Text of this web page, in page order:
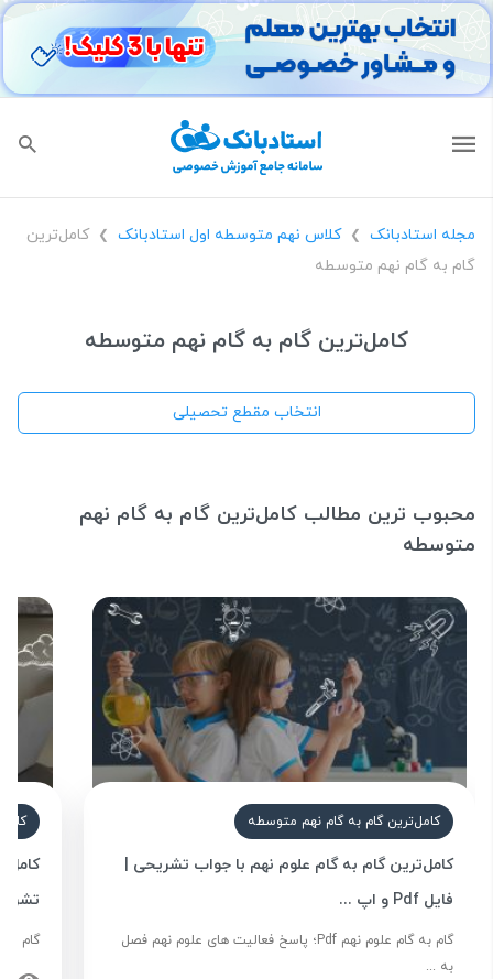
مجله استادبانک ❯ کلاس نهم متوسطه اول استادبانک ❯
کامل‌ترین
گام به گام نهم متوسطه
کامل‌ترین گام به گام نهم متوسطه
انتخاب مقطع تحصیلی
محبوب ترین مطالب کامل‌ترین گام به گام نهم
متوسطه
کامل‌ترین گام به گام نهم متوسطه
کامل‌ترین گام به گام علوم نهم با جواب تشریحی |
فایل Pdf و اپ ...
گام به گام علوم نهم Pdf؛ پاسخ فعالیت های علوم نهم فصل
به ...
کامل
گام